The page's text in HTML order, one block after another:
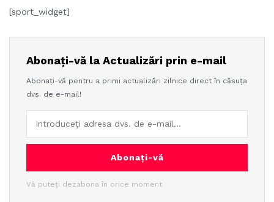
[sport_widget]
Abonați-vă la Actualizări prin e-mail
Abonați-vă pentru a primi actualizări zilnice direct în căsuța
dvs. de e-mail!
Abonați-vă
Vă puteți dezabona în orice moment